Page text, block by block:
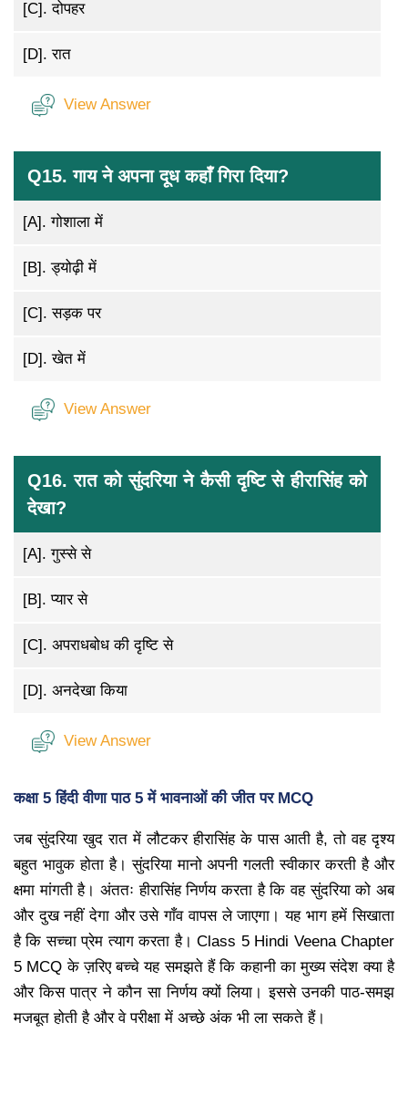
[C].दोपहर
[D].रात
View Answer
Q15. गाय ने अपना दूध कहाँ गिरा दिया?
[A].गोशाला में
[B].ड्योढ़ी में
[C].सड़क पर
[D].खेत में
View Answer
Q16. रात को सुंदरिया ने कैसी दृष्टि से हीरासिंह को
देखा?
[A].गुस्से से
[B].प्यार से
[C]. अपराधबोध की दृष्टि से
[D]. अनदेखा किया
View Answer
कक्षा 5 हिंदी वीणा पाठ 5 में भावनाओं की जीत पर MCQ
जब सुंदरिया खुद रात में लौटकर हीरासिंह के पास आती है, तो वह दृश्य
बहुत भावुक होता है। सुंदरिया मानो अपनी गलती स्वीकार करती है और
क्षमा मांगती है। अंततः हीरासिंह निर्णय करता है कि वह सुंदरिया को अब
और दुख नहीं देगा और उसे गाँव वापस ले जाएगा। यह भाग हमें सिखाता
है कि सच्चा प्रेम त्याग करता है। Class 5 Hindi Veena Chapter
5 MCQ के ज़रिए बच्चे यह समझते हैं कि कहानी का मुख्य संदेश क्या है
और किस पात्र ने कौन सा निर्णय क्यों लिया। इससे उनकी पाठ-समझ
मजबूत होती है और वे परीक्षा में अच्छे अंक भी ला सकते हैं।